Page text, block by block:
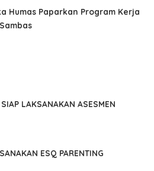
Humas Paparkan Program Kerja
LAKSANAKAN ASESMEN
ESQ PARENTING